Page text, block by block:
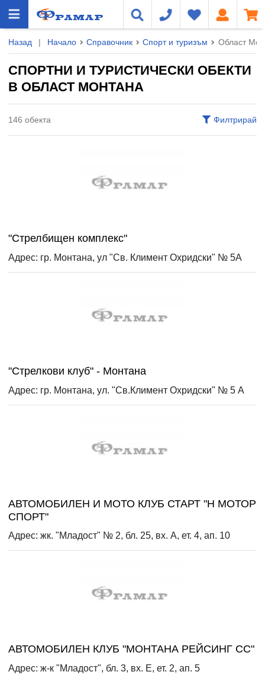
Назад | Начало Справочник Спорт и туризъм Област
СПОРТНИ И ТУРИСТИЧЕСКИ ОБЕКТИ
В ОБЛАСТ МОНТАНА
146 обекта Филтрирай
"Стрелбищен комплекс"
Адрес: гр. Монтана, ул "Св. Климент Охридски" № 5А
"Стрелкови клуб" - Монтана
Адрес: гр. Монтана, ул. "Св.Климент Охридски" № 5 А
АВТОМОБИЛЕН И МОТО КЛУБ СТАРТ "Н МОТОР
СПОРТ"
Адрес: жк. "Младост" № 2, бл. 25, вх. А, ет. 4, ап. 10
АВТОМОБИЛЕН КЛУБ "МОНТАНА РЕЙСИНГ СС"
Адрес: ж-к "Младост", бл. 3, вх. Е, ет. 2, ап. 5